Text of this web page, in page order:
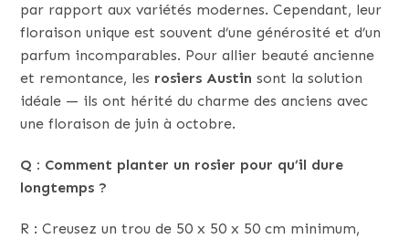
par rapport aux variétés modernes. Cependant, leur
floraison unique est souvent d’une générosité et d’un
parfum incomparables. Pour allier beauté ancienne
et remontance, les rosiers Austin sont la solution
idéale — ils ont hérité du charme des anciens avec
une floraison de juin à octobre.
Q : Comment planter un rosier pour qu’il dure
longtemps ?
R : Creusez un trou de 50 x 50 x 50 cm minimum,